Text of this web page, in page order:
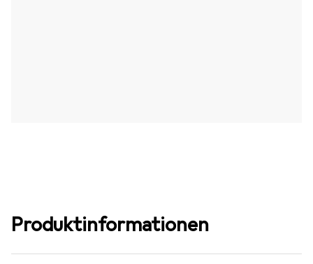
Produktinformationen